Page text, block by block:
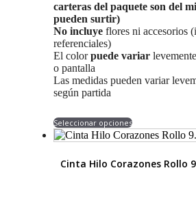
carteras del paquete son del
pueden surtir)
No incluye flores ni accesorios
referenciales)
El colorpuede variar
o pantalla
Las medidas pueden variar
según partida
Seleccionar opcionesproducto
tiene
variantes.
Cinta Hilo Corazones Rollo